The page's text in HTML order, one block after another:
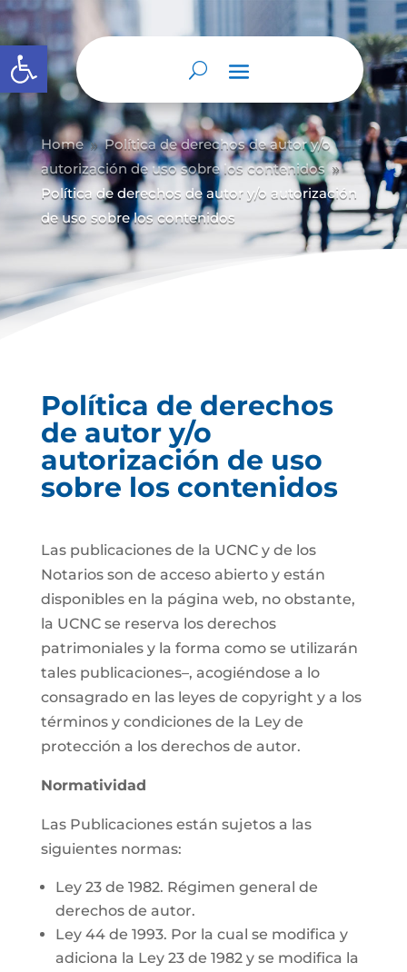
Abrir barra de herramientas
Home 9 Política de derechos de autor y/o
autorización de uso sobre los contenidos 9
Política de derechos de autor y/o autorización
de uso sobre los contenidos
Política de derechos
de autor y/o
autorización de uso
sobre los contenidos
Las publicaciones de la UCNC y de los
Notarios son de acceso abierto y están
disponibles en la página web, no obstante,
la UCNC se reserva los derechos
patrimoniales y la forma como se utilizarán
tales publicaciones–, acogiéndose a lo
consagrado en las leyes de copyright y a los
términos y condiciones de la Ley de
protección a los derechos de autor.
Normatividad
Las Publicaciones están sujetos a las
siguientes normas:
Ley 23 de 1982. Régimen general de
derechos de autor.
Ley 44 de 1993. Por la cual se modifica y
adiciona la Ley 23 de 1982 y se modifica la